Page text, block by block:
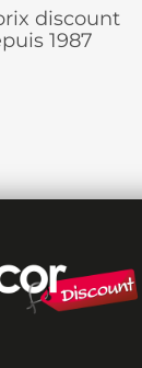
discount
1987